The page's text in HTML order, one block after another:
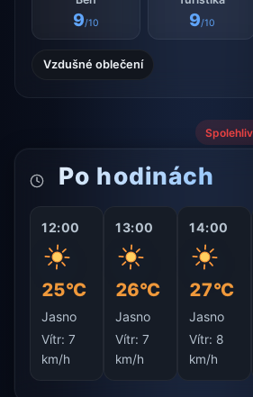
9/10 9/10
Vzdušné oblečení
Po hodinách
12:00
25°C
Jasno
Vítr: 7
km/h
13:00
26°C
Jasno
Vítr: 7
km/h
14:00
27°C
Jasno
Vítr: 8
km/h